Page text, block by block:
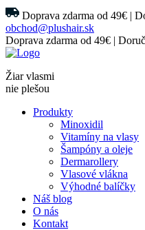
Doprava zdarma od 49€ |
obchod@plushair.sk
Doprava zdarma od 49€ |
Žiar vlasmi
nie plešou
Produkty
Minoxidil
Vitamíny na vlasy
Šampóny a oleje
Dermarollery
Vlasové vlákna
Výhodné balíčky
Náš blog
O nás
Kontakt